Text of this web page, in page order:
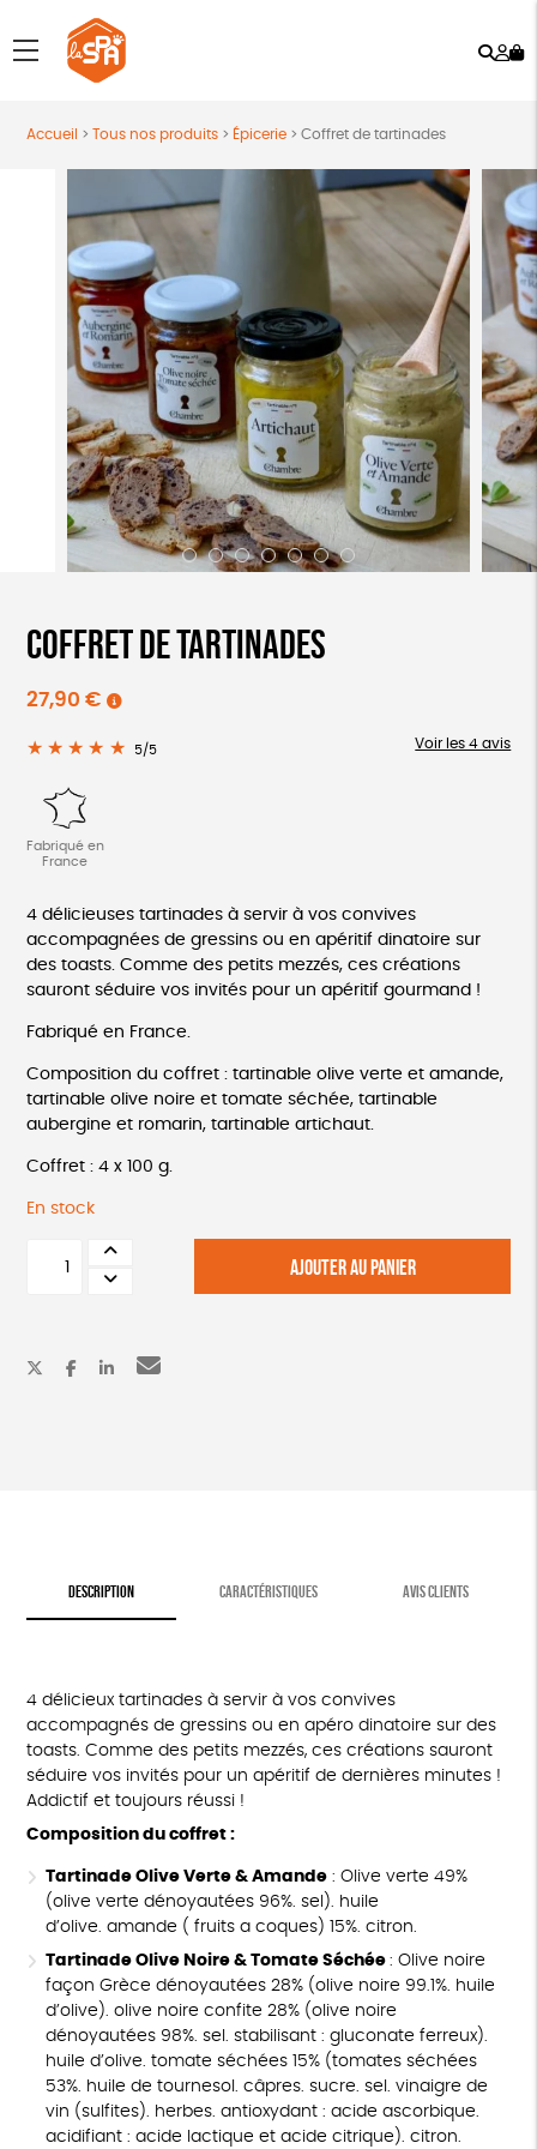
menu
Accueil > Tous nos produits> Épicerie> Coffret de tartinades
Coffret de tartinades
27,90 €
★★★★★
★★★★★ 5/5 Voir les 4 avis
Fabriqué en
France
4 délicieuses tartinades à servir à vos convives
accompagnées de gressins ou en apéritif dinatoire sur
des toasts. Comme des petits mezzés, ces créations
sauront séduire vos invités pour un apéritif gourmand !
Fabriqué en France.
Composition du coffret : tartinable olive verte et amande,
tartinable olive noire et tomate séchée, tartinable
aubergine et romarin, tartinable artichaut.
Coffret : 4 x 100 g.
En stock
AJOUTER AU PANIER
DESCRIPTION CARACTÉRISTIQUES AVIS CLIENTS
4 délicieux tartinades à servir à vos convives
accompagnés de gressins ou en apéro dinatoire sur des
toasts. Comme des petits mezzés, ces créations sauront
séduire vos invités pour un apéritif de dernières minutes !
Addictif et toujours réussi !
Composition du coffret :
Tartinade Olive Verte & Amande: Olive verte 49%
(olive verte dénoyautées 96%. sel). huile
d’olive. amande ( fruits a coques) 15%. citron.
Tartinade Olive Noire & Tomate Séchée : Olive noire
façon Grèce dénoyautées 28% (olive noire 99.1%. huile
d’olive). olive noire confite 28% (olive noire
dénoyautées 98%. sel. stabilisant : gluconate ferreux).
huile d’olive. tomate séchées 15% (tomates séchées
53%. huile de tournesol. câpres. sucre. sel. vinaigre de
vin (sulfites). herbes. antioxydant : acide ascorbique.
acidifiant : acide lactique et acide citrique). citron.